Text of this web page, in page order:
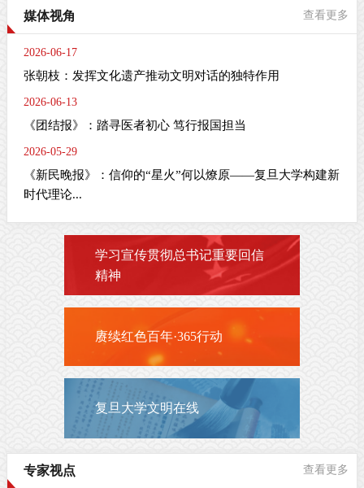
媒体视角 查看更多
2026-06-17
张朝枝：发挥文化遗产推动文明对话的独特作用
2026-06-13
《团结报》：踏寻医者初心 笃行报国担当
2026-05-29
《新民晚报》：信仰的“星火”何以燎原——复旦大学构建新
时代理论...
学习宣传贯彻总书记重要回信
精神
赓续红色百年·365行动
复旦大学文明在线
专家视点 查看更多